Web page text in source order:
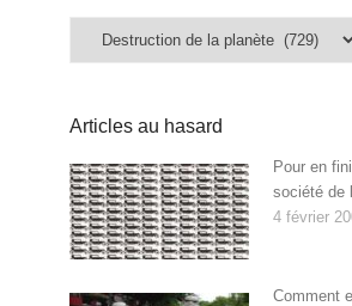
Articles au hasard
Pour en
société de
4 février
Comment